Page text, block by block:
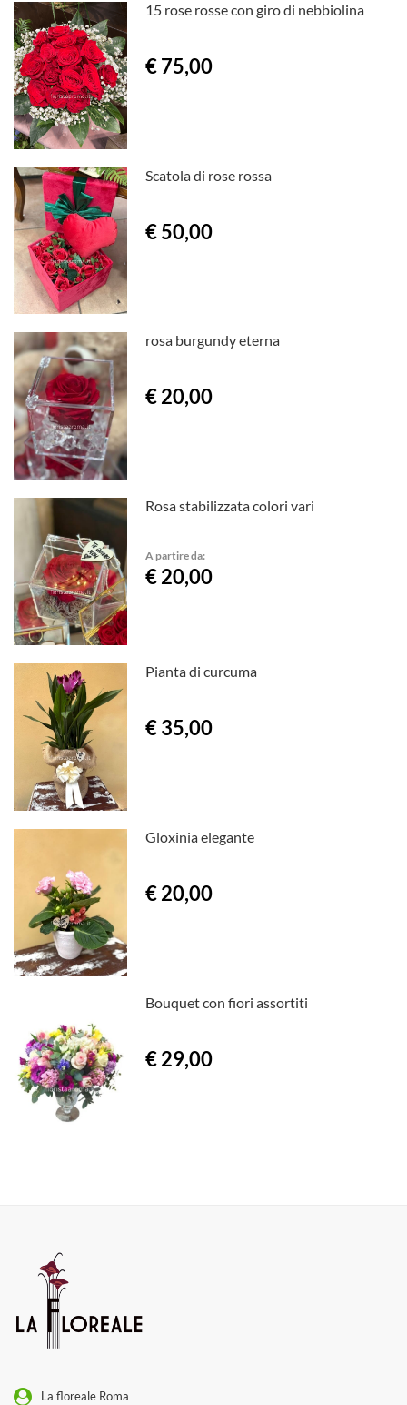
15 rose rosse con giro di nebbiolina
€ 75,00
Scatola di rose rossa
€ 50,00
rosa burgundy eterna
€ 20,00
Rosa stabilizzata colori vari
A partire da:
€ 20,00
Pianta di curcuma
€ 35,00
Gloxinia elegante
€ 20,00
Bouquet con fiori assortiti
€ 29,00
La floreale Roma